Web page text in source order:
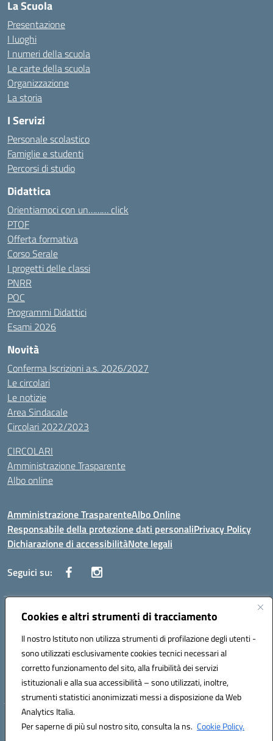
Cookies e altri strumenti di tracciamento
Il nostro Istituto non utilizza strumenti di profilazione degli utenti -
sono utilizzati esclusivamente cookies tecnici necessari al
corretto funzionamento del sito, alla fruibilità dei servizi
istituzionali e alla sua accessibilità – sono utilizzati, inoltre,
strumenti statistici anonimizzati messi a disposizione da Web
Analytics Italia.
Per saperne di più sul nostro sito, consulta la ns. Cookie Policy.
La Scuola
Presentazione
I luoghi
I numeri della scuola
Le carte della scuola
Organizzazione
La storia
I Servizi
Personale scolastico
Famiglie e studenti
Percorsi di studio
Didattica
Orientiamoci con un……… click
PTOF
Offerta formativa
Corso Serale
I progetti delle classi
PNRR
POC
Programmi Didattici
Esami 2026
Novità
Conferma Iscrizioni a.s. 2026/2027
Le circolari
Le notizie
Area Sindacale
Circolari 2022/2023
CIRCOLARI
Amministrazione Trasparente
Albo online
Amministrazione TrasparenteAlbo Online
Responsabile della protezione dati personaliPrivacy Policy
Dichiarazione di accessibilitàNote legali
Seguici su:
Indirizzo:Corso Vittorio Emanuele, 27 90133 - Palermo
Posta elettronica certificata (PEC):pais03600r@pec.istruzione.it
Codice fiscale: 97308550827
Codice meccanografico: PAIS03600R
Hosting & Powered by 3D Solution S.r.l.
Concept & Design by Designers Italia